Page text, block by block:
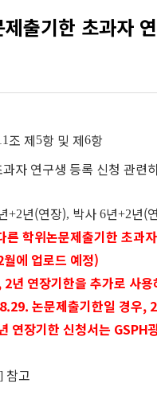
출기한 초과자
조 제5항 및 제6항
자 연구생 등록 신청 관련
+2년(연장), 박사 6년+2년(
학위논문제출기한 초과
에 업로드 예정)
년 연장기한을 추가로 사
논문제출기한일 경우,
연장기한 신청서는 GSPH
참고